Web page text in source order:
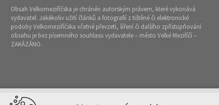
Obsah Velkomeziříčska je chráněn autorským právem, které vykonává
vydavatel. Jakékoliv užití článků a fotografií z tištěné či elektronické
podoby Velkomeziříčska včetně převzetí, šíření či dalšího zpřístupňování
obsahu je bez písemného souhlasu vydavatele – město Velké Meziříčí –
ZAKÁZÁNO.